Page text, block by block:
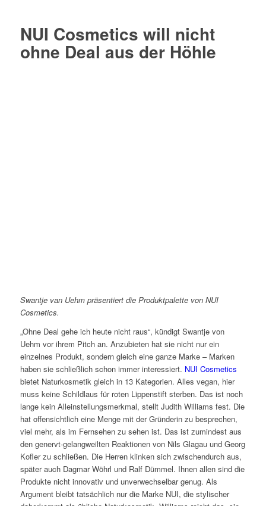
NUI Cosmetics will nicht
ohne Deal aus der Höhle
Swantje van Uehm präsentiert die Produktpalette von NUI
Cosmetics.
„Ohne Deal gehe ich heute nicht raus“, kündigt Swantje von
Uehm vor ihrem Pitch an. Anzubieten hat sie nicht nur ein
einzelnes Produkt, sondern gleich eine ganze Marke – Marken
haben sie schließlich schon immer interessiert. NUI Cosmetics
bietet Naturkosmetik gleich in 13 Kategorien. Alles vegan, hier
muss keine Schildlaus für roten Lippenstift sterben. Das ist noch
lange kein Alleinstellungsmerkmal, stellt Judith Williams fest. Die
hat offensichtlich eine Menge mit der Gründerin zu besprechen,
viel mehr, als im Fernsehen zu sehen ist. Das ist zumindest aus
den genervt-gelangweilten Reaktionen von Nils Glagau und Georg
Kofler zu schließen. Die Herren klinken sich zwischendurch aus,
später auch Dagmar Wöhrl und Ralf Dümmel. Ihnen allen sind die
Produkte nicht innovativ und unverwechselbar genug. Als
Argument bleibt tatsächlich nur die Marke NUI, die stylischer